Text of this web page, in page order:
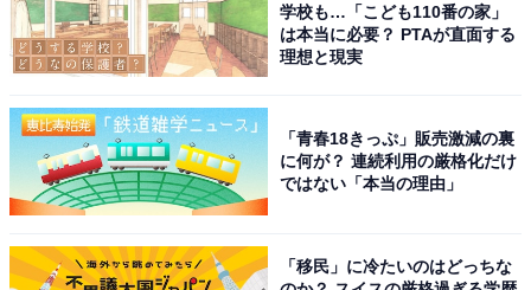
学校も…「こども110番の家」
は本当に必要？ PTAが直面する
理想と現実
「青春18きっぷ」販売激減の裏
に何が？ 連続利用の厳格化だけ
ではない「本当の理由」
「移民」に冷たいのはどっちな